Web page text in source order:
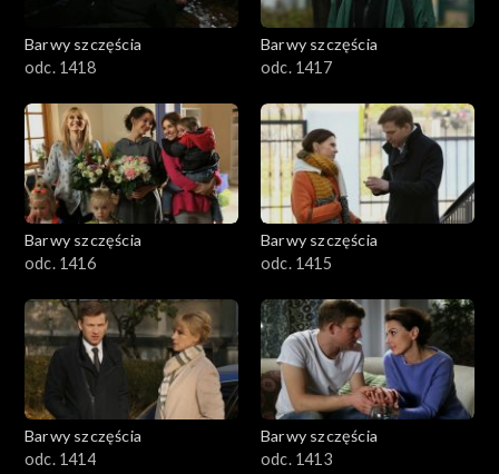
Barwy szczęścia
odc. 1418
Barwy szczęścia
odc. 1417
Barwy szczęścia
odc. 1416
Barwy szczęścia
odc. 1415
Barwy szczęścia
odc. 1414
Barwy szczęścia
odc. 1413